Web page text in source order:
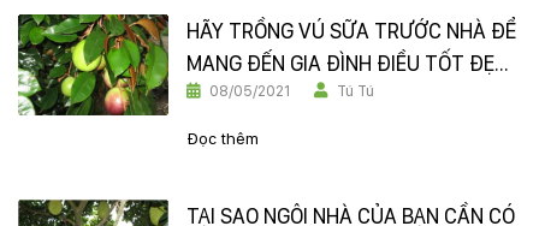
HÃY TRỒNG VÚ SỮA TRƯỚC NHÀ ĐỂ
MANG ĐẾN GIA ĐÌNH ĐIỀU TỐT ĐẸP
NÀY NHÉ
08/05/2021 Tú Tú
Đọc thêm
TẠI SAO NGÔI NHÀ CỦA BẠN CẦN CÓ